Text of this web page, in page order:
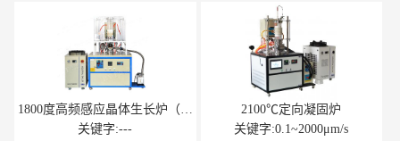
1800度高频感应晶体生长炉（坩
埚下降式）
关键字:---
2100℃定向凝固炉
关键字:0.1~2000μm/s